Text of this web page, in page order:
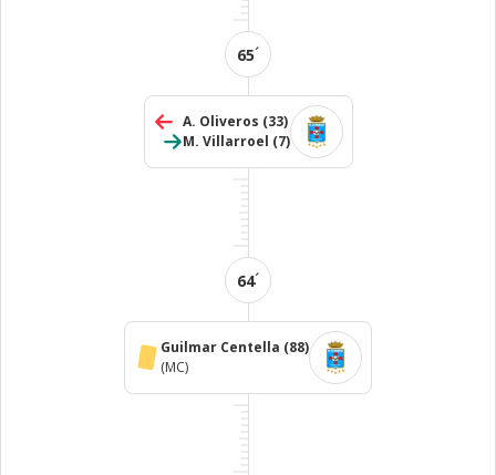
65´
A. Oliveros (33)
M. Villarroel (7)
64´
Guilmar Centella (88)
(MC)